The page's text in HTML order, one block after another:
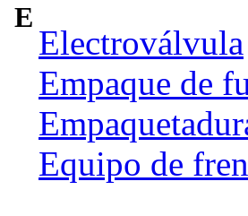
E
Electroválvula
Empaque de
Equipo de